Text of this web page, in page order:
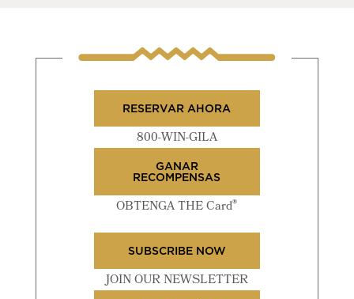
RESERVAR AHORA
800-WIN-GILA
GANAR
RECOMPENSAS
OBTENGA THE Card®
SUBSCRIBE NOW
JOIN OUR NEWSLETTER